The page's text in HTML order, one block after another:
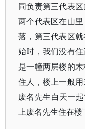
同负责第三代表
两个代表区在山
落，第三代表区
始时，我们没有
是一幢两层楼的
住人，楼上一般
废名先生白天一
上废名先生住在楼